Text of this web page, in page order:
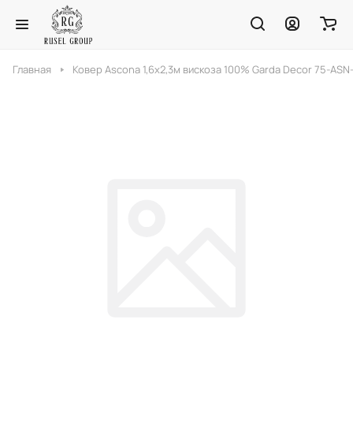
Главная Ковер Ascona 1,6х2,3м вискоза 100% Garda Decor 75-